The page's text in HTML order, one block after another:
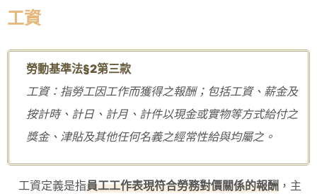
工資
勞動基準法§2第三款
工資：指勞工因工作而獲得之報酬；包括工資、薪金及
按計時、計日、計月、計件以現金或實物等方式給付之
獎金、津貼及其他任何名義之經常性給與均屬之。
工資定義是指員工工作表現符合勞務對價關係的報酬 ，主